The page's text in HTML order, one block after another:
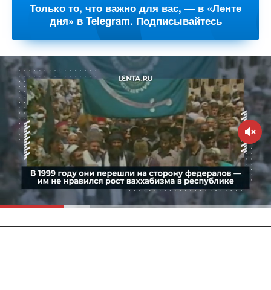
Только то, что важно для вас, — в «Ленте
дня» в Telegram. Подписывайтесь